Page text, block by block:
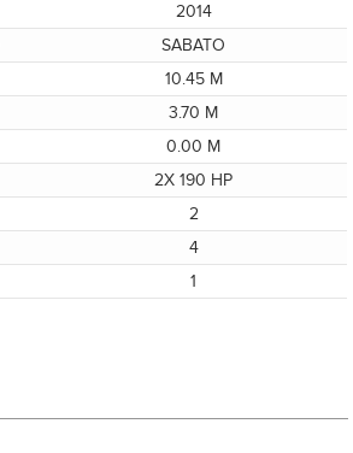
2014
SABATO
10.45 M
3.70 M
0.00 M
2X 190 HP
2
4
1